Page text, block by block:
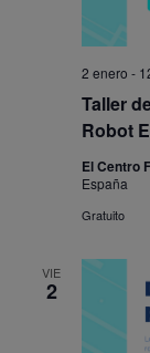
Taller
Robot
2 enero -
El Centro
España
Gratuito
VIE
2